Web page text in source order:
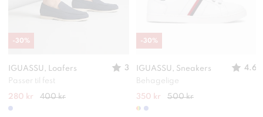
IGUASSU, Loafers
3
Passer til fest
280 kr 400 kr
-30%
IGUASSU, Sneakers
4.6
Behagelige
350 kr 500 kr
-30%